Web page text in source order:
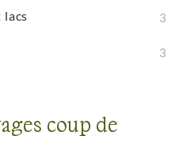
lacs 3
3
coup de